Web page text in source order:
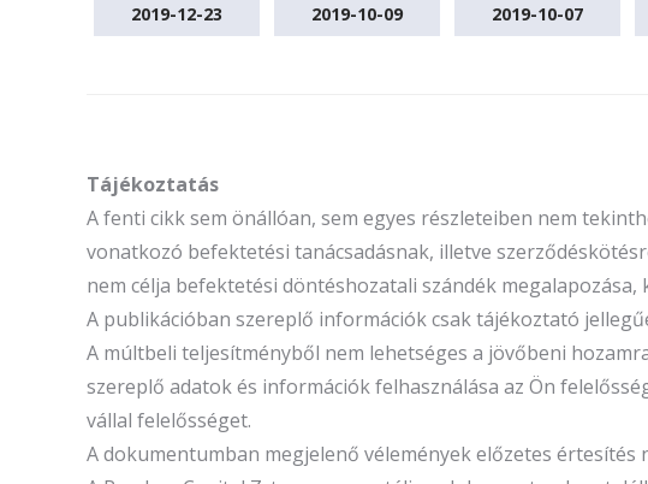
2019-12-23 2019-10-09 2019-10-07
Tájékoztatás
A fenti cikk sem önállóan, sem egyes részleteiben nem
vonatkozó befektetési tanácsadásnak, illetve
nem célja befektetési döntéshozatali szándék
A publikációban szereplő információk csak tájékoztató
A múltbeli teljesítményből nem lehetséges a jövőbeni
szereplő adatok és információk felhasználása az Ön
vállal felelősséget.
A dokumentumban megjelenő vélemények előzetes